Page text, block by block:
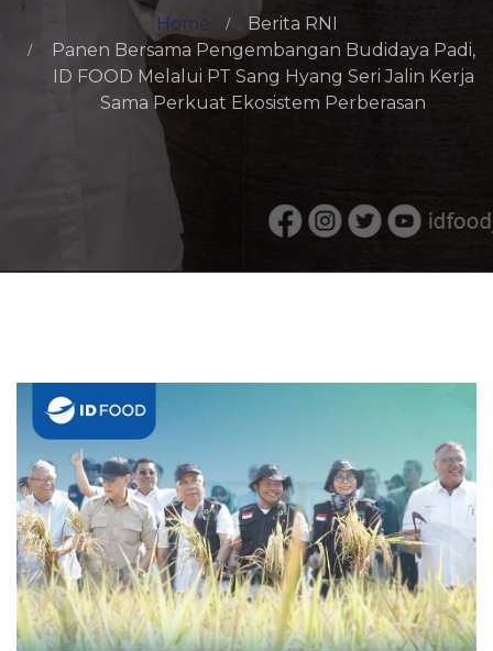
Home
Berita RNI
Panen Bersama Pengembangan Budidaya Padi,
ID FOOD Melalui PT Sang Hyang Seri Jalin Kerja
Sama Perkuat Ekosistem Perberasan